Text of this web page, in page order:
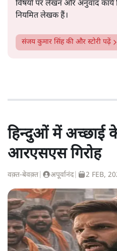
विषयों पर लेखन और अनुवाद कार्य
नियमित लेखक हैं।
संजय कुमार सिंहकी और स्टोरी पढ़ें
हिन्दुओं में अच्छाई
आरएसएस गिरोह
वक़्त-बेवक़्त अपूर्वानंद| 2 FEB,